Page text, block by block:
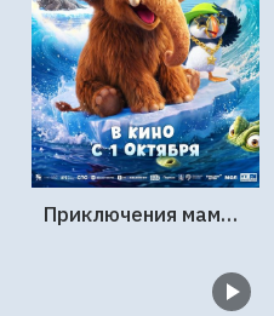
Приключения мамонтенка. В поисках мамы